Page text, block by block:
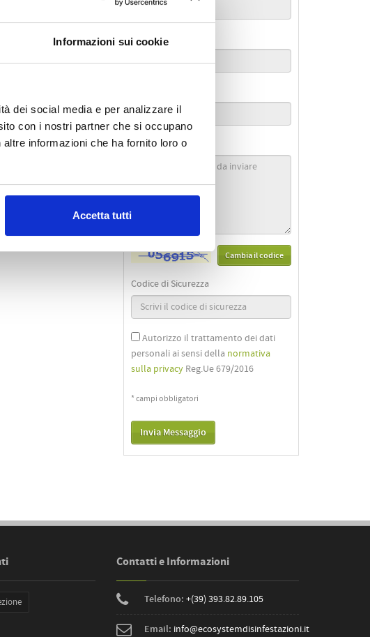
Informazioni sui cookie
dei social media e per analizzare il
con i nostri partner che si occupano
informazioni che ha fornito loro o
Accetta tutti
sia il
Telefono *
Messaggio *
Cambia il codice
Codice di Sicurezza
Autorizzo il trattamento dei dati
personali ai sensi della normativa
sulla privacyReg.Ue 679/2016
* campi obbligatori
Contatti e Informazioni
Telefono: +(39) 393.82.89.105
Email: info@ecosystemdisinfestazioni.it